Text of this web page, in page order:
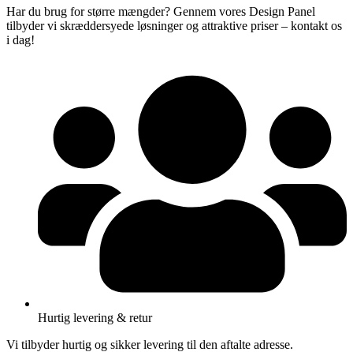
Har du brug for større mængder? Gennem vores Design Panel
tilbyder vi skræddersyede løsninger og attraktive priser – kontakt os
i dag!
Hurtig levering & retur
Vi tilbyder hurtig og sikker levering til den aftalte adresse.